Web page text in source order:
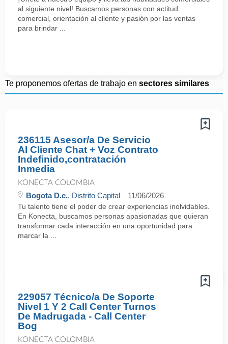
al siguiente nivel! Buscamos personas con actitud
comercial, orientación al cliente y pasión por las ventas
para brindar ...
Te proponemos ofertas de trabajo en sectores similares
236115 Asesor/a De Servicio
Al Cliente Chat + Voz Contrato
Indefinido,contratación
Inmedia
KONECTA COLOMBIA
Bogota D.c., Distrito Capital 11/06/2026
Tu talento tiene el poder de crear experiencias inolvidables.
En Konecta, buscamos personas apasionadas que quieran
transformar cada interacción en una oportunidad para
marcar la ...
229057 Técnico/a De Soporte
Nivel 1 Y 2 Call Center Turnos
De Madrugada - Call Center
Bog
KONECTA COLOMBIA